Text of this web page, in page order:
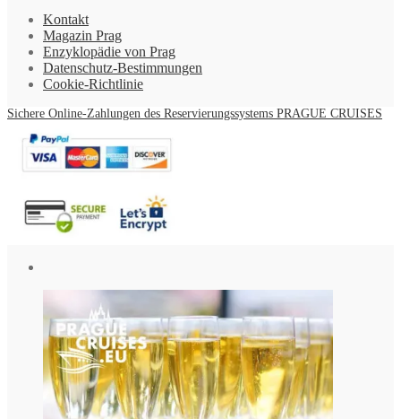
Kontakt
Magazin Prag
Enzyklopädie von Prag
Datenschutz-Bestimmungen
Cookie-Richtlinie
Sichere Online-Zahlungen des Reservierungssystems PRAGUE CRUISES